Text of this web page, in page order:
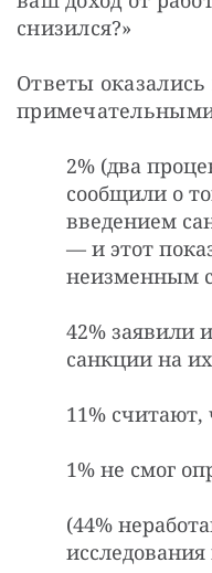
снизился?»
Ответы оказались
2% (два
сообщили о
введением
— и этот
неизменным
42% заявили
санкции на
11% считают,
1% не смог
(44%